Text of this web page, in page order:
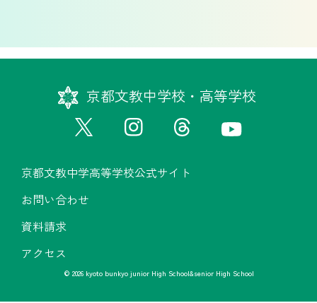
京都文教中学校・高等学校
京都文教中学高等学校公式サイト
お問い合わせ
資料請求
アクセス
© 2026 kyoto bunkyo junior High School&senior High School